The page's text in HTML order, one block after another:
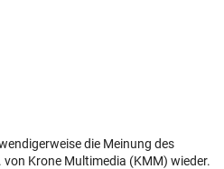
die Meinung des
Krone Multimedia (KMM) wieder.